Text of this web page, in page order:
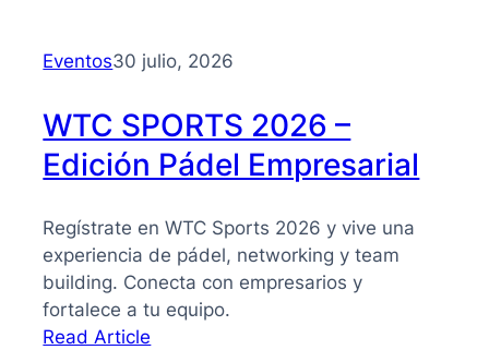
Eventos30 julio, 2026
WTC SPORTS 2026 –
Edición Pádel Empresarial
Regístrate en WTC Sports 2026 y vive una
experiencia de pádel, networking y team
building. Conecta con empresarios y
fortalece a tu equipo.
Read Article